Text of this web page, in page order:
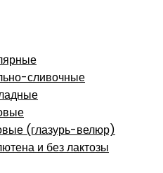
сливочные
(глазурь-велюр)
и без лактозы